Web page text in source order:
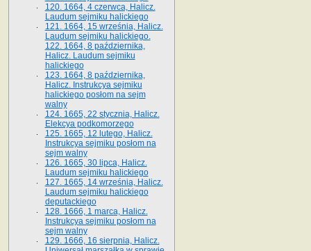
120. 1664, 4 czerwca, Halicz.
Laudum sejmiku halickiego
121. 1664, 15 września, Halicz.
Laudum sejmiku halickiego.
122. 1664, 8 października,
Halicz. Laudum sejmiku
halickiego
123. 1664, 8 października,
Halicz. Instrukcya sejmiku
halickiego posłom na sejm
walny
124. 1665, 22 stycznia, Halicz.
Elekcya podkomorzego
125. 1665, 12 lutego, Halicz.
Instrukcya sejmiku posłom na
sejm walny
126. 1665, 30 lipca, Halicz.
Laudum sejmiku halickiego
127. 1665, 14 września, Halicz.
Laudum sejmiku halickiego
deputackiego
128. 1666, 1 marca, Halicz.
Instrukcya sejmiku posłom na
sejm walny
129. 1666, 16 sierpnia, Halicz.